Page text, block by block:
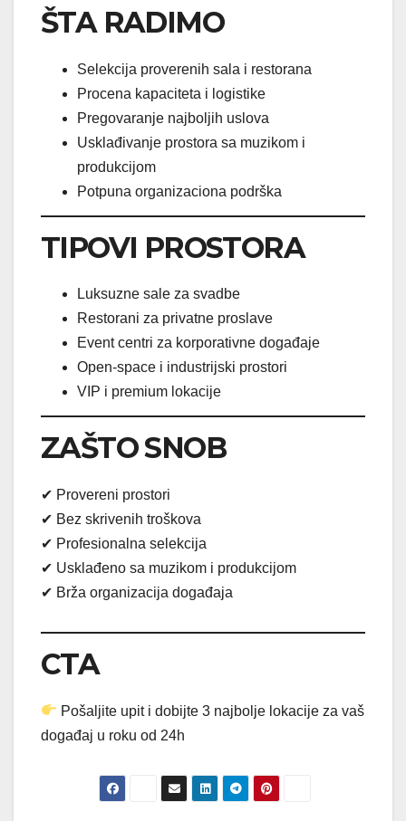
ŠTA RADIMO
Selekcija proverenih sala i restorana
Procena kapaciteta i logistike
Pregovaranje najboljih uslova
Usklađivanje prostora sa muzikom i
produkcijom
Potpuna organizaciona podrška
TIPOVI PROSTORA
Luksuzne sale za svadbe
Restorani za privatne proslave
Event centri za korporativne događaje
Open-space i industrijski prostori
VIP i premium lokacije
ZAŠTO SNOB
✔ Provereni prostori
✔ Bez skrivenih troškova
✔ Profesionalna selekcija
✔ Usklađeno sa muzikom i produkcijom
✔ Brža organizacija događaja
CTA
Pošaljite upit i dobijte 3 najbolje lokacije za vaš
događaj u roku od 24h